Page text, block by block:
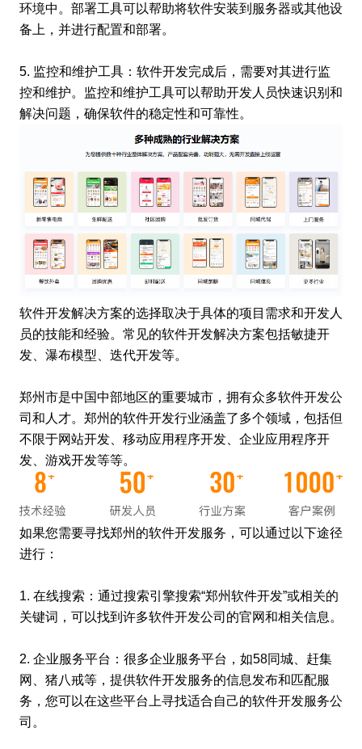
环境中。部署工具可以帮助将软件安装到服务器或其他设
备上，并进行配置和部署。
5. 监控和维护工具：软件开发完成后，需要对其进行监
控和维护。监控和维护工具可以帮助开发人员快速识别和
解决问题，确保软件的稳定性和可靠性。
软件开发解决方案的选择取决于具体的项目需求和开发人
员的技能和经验。常见的软件开发解决方案包括敏捷开
发、瀑布模型、迭代开发等。
郑州市是中国中部地区的重要城市，拥有众多软件开发公
司和人才。郑州的软件开发行业涵盖了多个领域，包括但
不限于网站开发、移动应用程序开发、企业应用程序开
发、游戏开发等等。
如果您需要寻找郑州的软件开发服务，可以通过以下途径
进行：
1. 在线搜索：通过搜索引擎搜索“郑州软件开发”或相关的
关键词，可以找到许多软件开发公司的官网和相关信息。
2. 企业服务平台：很多企业服务平台，如58同城、赶集
网、猪八戒等，提供软件开发服务的信息发布和匹配服
务，您可以在这些平台上寻找适合自己的软件开发服务公
司。